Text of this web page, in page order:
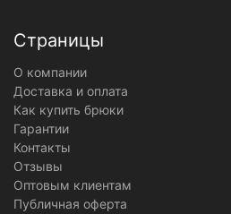
Страницы
О компании
Доставка и оплата
Как купить брюки
Гарантии
Контакты
Отзывы
Оптовым клиентам
Публичная оферта